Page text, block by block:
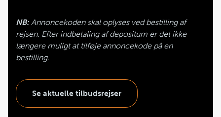
NB:Annoncekoden skal oplyses ved bestilling af
rejsen. Efter indbetaling af depositum er det ikke
længere muligt at tilføje annoncekode på en
bestilling.
Se aktuelle tilbudsrejser